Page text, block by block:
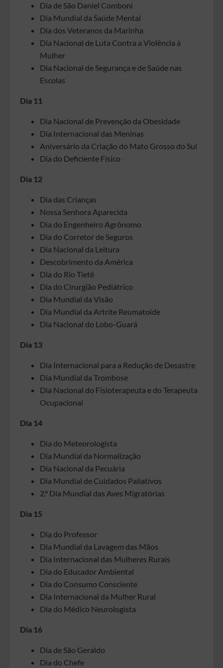
Dia de São Daniel Comboni
Dia Mundial da Saúde Mental
Dia dos Veteranos da Marinha
Dia Nacional de Luta Contra a Violência à
Mulher
Dia Nacional de Segurança e de Saúde nas
Escolas
Dia 11
Dia Nacional de Prevenção da Obesidade
Dia Internacional das Meninas
Aniversário da Criação do Mato Grosso do Sul
Dia do Deficiente Físico
Dia 12
Dia das Crianças
Nossa Senhora Aparecida
Dia do Engenheiro Agrônomo
Dia do Corretor de Seguros
Dia Nacional da Leitura
Descobrimento da América
Dia do Rio Tietê
Dia do Cirurgião Pediátrico
Dia Mundial da Visão
Dia Mundial da Artrite Reumatoide
Dia Nacional do Lobo-Guará
Dia 13
Dia Internacional para a Redução de Desastre
Dia Mundial da Trombose
Dia Nacional do Fisioterapeuta e do Terapeuta
Ocupacional
Dia 14
Dia do Meteorologista
Dia Mundial da Normalização
Dia Nacional da Pecuária
Dia Mundial de Cuidados Paliativos
2.º Dia Mundial das Aves Migratórias
Dia 15
Dia do Professor
Dia Mundial da Lavagem das Mãos
Dia Internacional das Mulheres Rurais
Dia do Educador Ambiental
Dia do Consumo Consciente
Dia Internacional da Mulher Rural
Dia do Médico Neurologista
Dia 16
Dia de São Geraldo
Dia do Chefe